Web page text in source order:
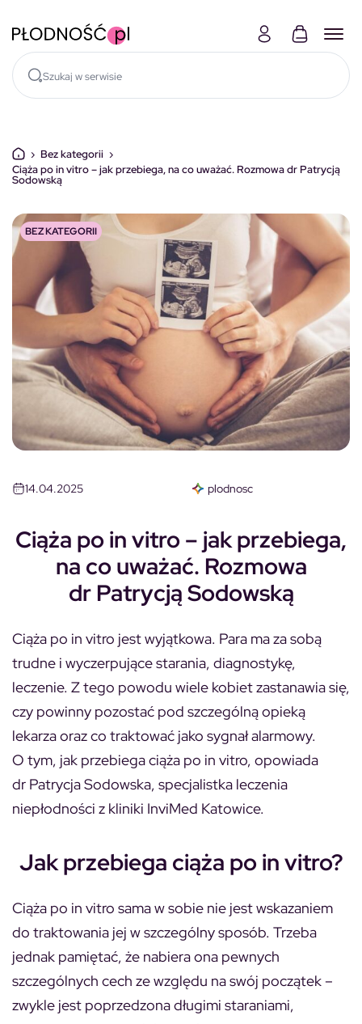
› Bez kategorii ›
Ciąża po in vitro – jak przebiega, na co uważać. Rozmowa dr Patrycją
Sodowską
BEZ KATEGORII
14.04.2025 plodnosc
Ciąża po in vitro – jak przebiega,
na co uważać. Rozmowa
dr Patrycją Sodowską
Ciąża po in vitro jest wyjątkowa. Para ma za sobą
trudne i wyczerpujące starania, diagnostykę,
leczenie. Z tego powodu wiele kobiet zastanawia się,
czy powinny pozostać pod szczególną opieką
lekarza oraz co traktować jako sygnał alarmowy.
O tym, jak przebiega ciąża po in vitro, opowiada
dr Patrycja Sodowska, specjalistka leczenia
niepłodności z kliniki InviMed Katowice.
Jak przebiega ciąża po in vitro?
Ciąża po in vitro sama w sobie nie jest wskazaniem
do traktowania jej w szczególny sposób. Trzeba
jednak pamiętać, że nabiera ona pewnych
szczególnych cech ze względu na swój początek –
zwykle jest poprzedzona długimi staraniami,